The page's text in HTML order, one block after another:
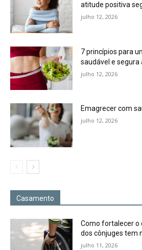
atitude positiva
julho 12, 2026
7 princípios para
saudável e segura
julho 12, 2026
Emagrecer com
julho 12, 2026
Casamento
Como fortalecer o
dos cônjuges tem
julho 11, 2026